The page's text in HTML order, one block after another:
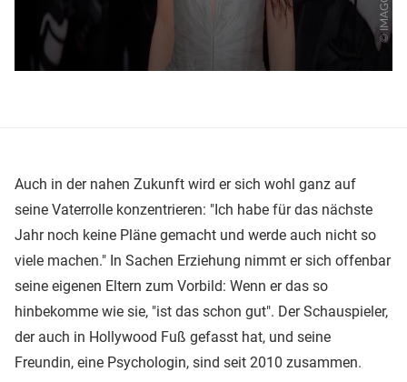
Auch in der nahen Zukunft wird er sich wohl ganz auf
seine Vaterrolle konzentrieren: "Ich habe für das nächste
Jahr noch keine Pläne gemacht und werde auch nicht so
viele machen." In Sachen Erziehung nimmt er sich offenbar
seine eigenen Eltern zum Vorbild: Wenn er das so
hinbekomme wie sie, "ist das schon gut". Der Schauspieler,
der auch in Hollywood Fuß gefasst hat, und seine
Freundin, eine Psychologin, sind seit 2010 zusammen.